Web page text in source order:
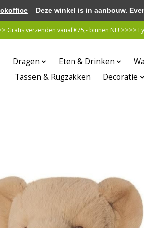
verzenden vanaf €75,- binnen NL! >>>>
Dragen Eten & Drinken
Tassen & Rugzakken
Decoratie
Deze winkel is in aanbouw.